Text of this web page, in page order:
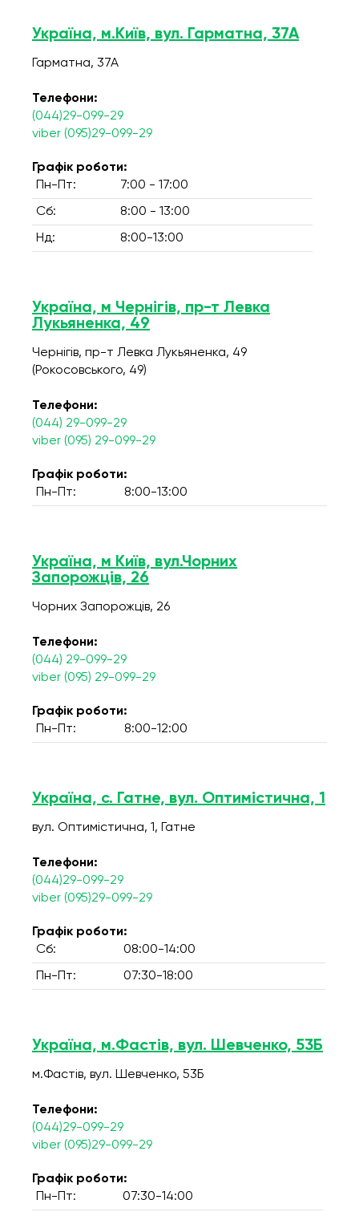
Україна, м.Київ, вул. Гарматна, 37А
Гарматна, 37А
Телефони:
(044)29-099-29
viber (095)29-099-29
Графік роботи:
Пн-Пт:
7:00 - 17:00
Сб: 8:00 - 13:00
Нд: 8:00-13:00
Україна, м Чернігів, пр-т Левка
Лукьяненка, 49
Чернігів, пр-т Левка Лукьяненка, 49
(Рокосовського, 49)
Телефони:
(044) 29-099-29
viber (095) 29-099-29
Графік роботи:
Пн-Пт:
8:00-13:00
Україна, м Київ, вул.Чорних
Запорожців, 26
Чорних Запорожців, 26
Телефони:
(044) 29-099-29
viber (095) 29-099-29
Графік роботи:
Пн-Пт:
8:00-12:00
Україна, с. Гатне, вул. Оптимістична, 1
вул. Оптимістична, 1, Гатне
Телефони:
(044)29-099-29
viber (095)29-099-29
Графік роботи:
Сб:
08:00-14:00
Пн-Пт: 07:30-18:00
Україна, м.Фастів, вул. Шевченко, 53Б
м.Фастів, вул. Шевченко, 53Б
Телефони:
(044)29-099-29
viber (095)29-099-29
Графік роботи:
Пн-Пт:
07:30-14:00